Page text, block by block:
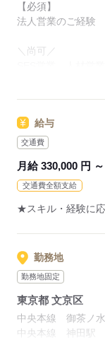
【必須】
法人営業のご経験
＼尚可／
勢いのある会社で
おります☆彡
給与
交通費
月給 330,000 円 ～
交通費全額支給
★スキル・経験に
勤務地
勤務地固定
東京都 文京区
中央本線 御茶ノ
中央本線 神田駅